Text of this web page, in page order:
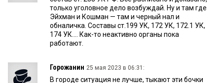
только уголовное дело возбуждай. Ну и там где
Эйхман и Кошман — там и черный нал и
обналичка. Составы ст.199 УК, 172 УК, 172.1 УК,
174 УК.... Как-то неактивно органы пока
работают.
Горожанин 25 мая 2023 в 06:31:
В городе ситуация не лучше, тыкают эти бочки